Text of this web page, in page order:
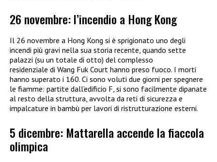
26 novembre: l’incendio a Hong Kong
Il 26 novembre a Hong Kong si è sprigionato uno degli
incendi più gravi nella sua storia recente, quando sette
palazzi (su un totale di otto) del complesso
residenziale di Wang Fuk Court hanno preso fuoco. I morti
hanno superato i 160. Ci sono voluti due giorni per spegnere
le fiamme: partite dall’edificio F, si sono facilmente dipanate
al resto della struttura, avvolta da reti di sicurezza e
impalcature in bambù per lavori di ristrutturazione esterni.
5 dicembre: Mattarella accende la fiaccola
olimpica